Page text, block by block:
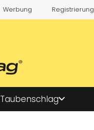
Werbung Registrierung
Taubenschlag